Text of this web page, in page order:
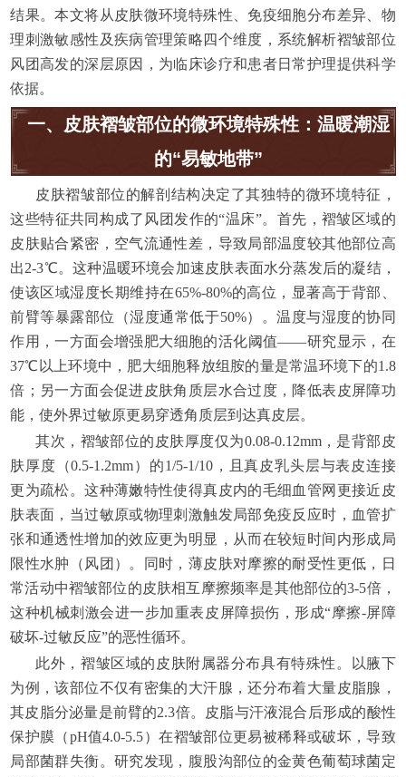
结果。本文将从皮肤微环境特殊性、免疫细胞分布差异、物
理刺激敏感性及疾病管理策略四个维度，系统解析褶皱部位
风团高发的深层原因，为临床诊疗和患者日常护理提供科学
依据。
一、皮肤褶皱部位的微环境特殊性：温暖潮湿
的“易敏地带”
皮肤褶皱部位的解剖结构决定了其独特的微环境特征，
这些特征共同构成了风团发作的“温床”。首先，褶皱区域的
皮肤贴合紧密，空气流通性差，导致局部温度较其他部位高
出2-3℃。这种温暖环境会加速皮肤表面水分蒸发后的凝结，
使该区域湿度长期维持在65%-80%的高位，显著高于背部、
前臂等暴露部位（湿度通常低于50%）。温度与湿度的协同
作用，一方面会增强肥大细胞的活化阈值——研究显示，在
37℃以上环境中，肥大细胞释放组胺的量是常温环境下的1.8
倍；另一方面会促进皮肤角质层水合过度，降低表皮屏障功
能，使外界过敏原更易穿透角质层到达真皮层。
其次，褶皱部位的皮肤厚度仅为0.08-0.12mm，是背部皮
肤厚度（0.5-1.2mm）的1/5-1/10，且真皮乳头层与表皮连接
更为疏松。这种薄嫩特性使得真皮内的毛细血管网更接近皮
肤表面，当过敏原或物理刺激触发局部免疫反应时，血管扩
张和通透性增加的效应更为明显，从而在较短时间内形成局
限性水肿（风团）。同时，薄皮肤对摩擦的耐受性更低，日
常活动中褶皱部位的皮肤相互摩擦频率是其他部位的3-5倍，
这种机械刺激会进一步加重表皮屏障损伤，形成“摩擦-屏障
破坏-过敏反应”的恶性循环。
此外，褶皱区域的皮肤附属器分布具有特殊性。以腋下
为例，该部位不仅有密集的大汗腺，还分布着大量皮脂腺，
其皮脂分泌量是前臂的2.3倍。皮脂与汗液混合后形成的酸性
保护膜（pH值4.0-5.5）在褶皱部位更易被稀释或破坏，导致
局部菌群失衡。研究发现，腹股沟部位的金黄色葡萄球菌定